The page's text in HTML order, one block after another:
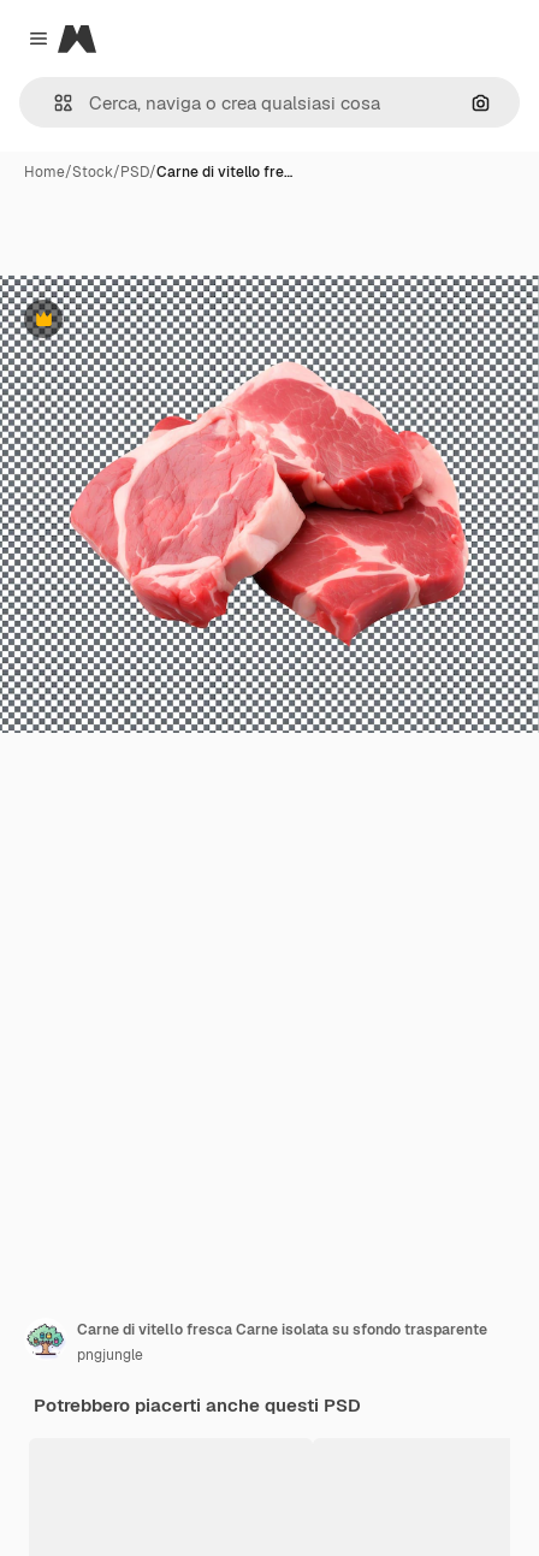
Close menu
Magnific
Cerca
Home/Stock/PSD/Carne di vitello fre…
Premium
Carne di vitello fresca Carne isolata su sfondo trasparente
pngjungle
Potrebbero piacerti anche questi PSD